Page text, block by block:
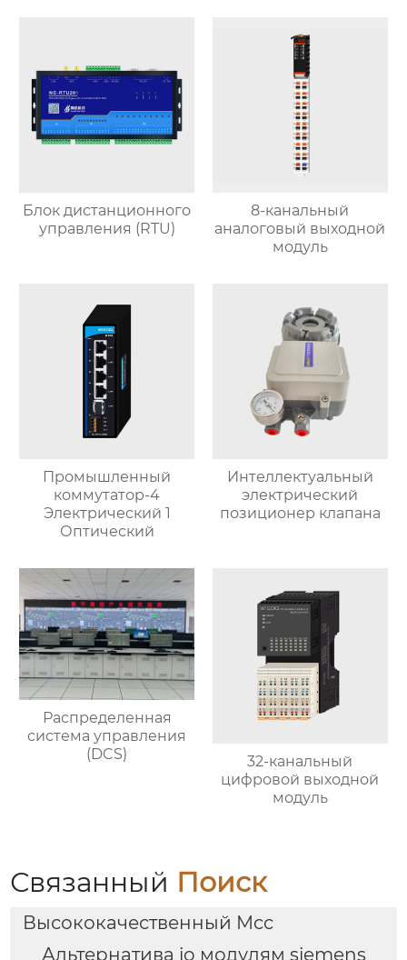
Блок дистанционного
управления (RTU)
8-канальный
аналоговый выходной
модуль
Промышленный
коммутатор-4
Электрический 1
Оптический
Интеллектуальный
электрический
позиционер клапана
Распределенная
система управления
(DCS)
32-канальный
цифровой выходной
модуль
Связанный Поиск
Высококачественный Mcc
Альтернатива io модулям siemens